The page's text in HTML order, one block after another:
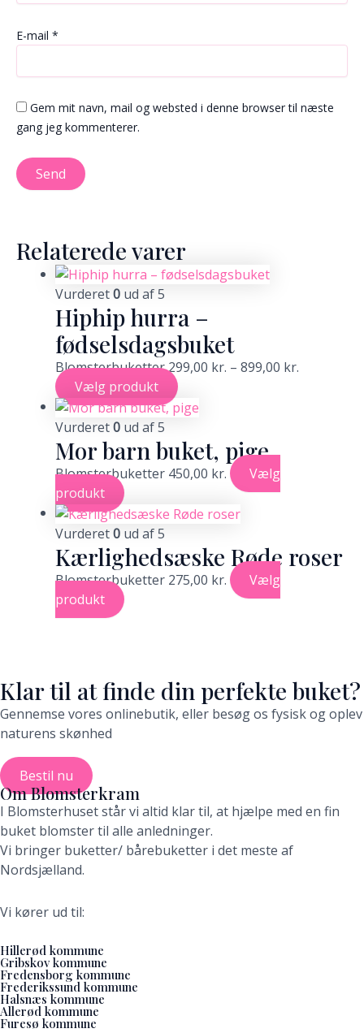
E-mail *
Gem mit navn, mail og websted i denne browser til næste
gang jeg kommenterer.
Relaterede varer
Vurderet0 ud af 5
Hiphip hurra –
fødselsdagsbuket
Blomsterbuketter299,00 kr. – 899,00 kr.
Vælg produkt
Vurderet0 ud af 5
Mor barn buket, pige
Blomsterbuketter 450,00 kr.
Vælg
produkt
Vurderet0 ud af 5
Kærlighedsæske Røde roser
Blomsterbuketter 275,00 kr.
Vælg
produkt
Klar til at finde din perfekte buket?
Gennemse vores onlinebutik, eller besøg os fysisk og oplev
naturens skønhed
Bestil nu
Om Blomsterkram
I Blomsterhuset står vi altid klar til, at hjælpe med en fin
buket blomster til alle anledninger.
Vi bringer buketter/ bårebuketter i det meste af
Nordsjælland.
Vi kører ud til:
Hillerød kommune
Gribskov kommune
Fredensborg kommune
Frederikssund kommune
Halsnæs kommune
Allerød kommune
Furesø kommune